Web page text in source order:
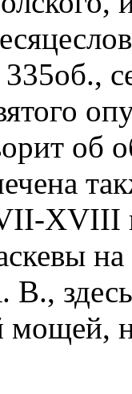
об
XVIII
мощей,